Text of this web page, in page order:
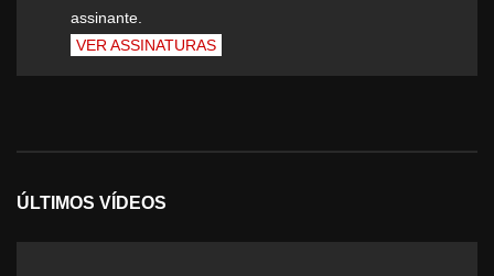
assinante.
VER ASSINATURAS
ÚLTIMOS VÍDEOS